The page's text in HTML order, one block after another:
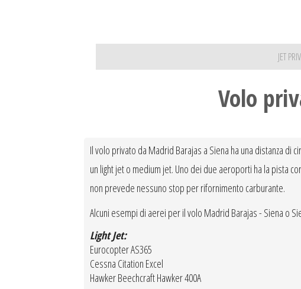
JET
Volo
Il volo privato da Madrid Barajas a Siena ha una distanza di
un light jet o medium jet. Uno dei due aeroporti ha la pista
non prevede nessuno stop per rifornimento carburante.
Alcuni esempi di aerei per il volo Madrid Barajas - Siena o
Light Jet:
Eurocopter AS365
Cessna Citation Excel
Hawker Beechcraft Hawker 400A